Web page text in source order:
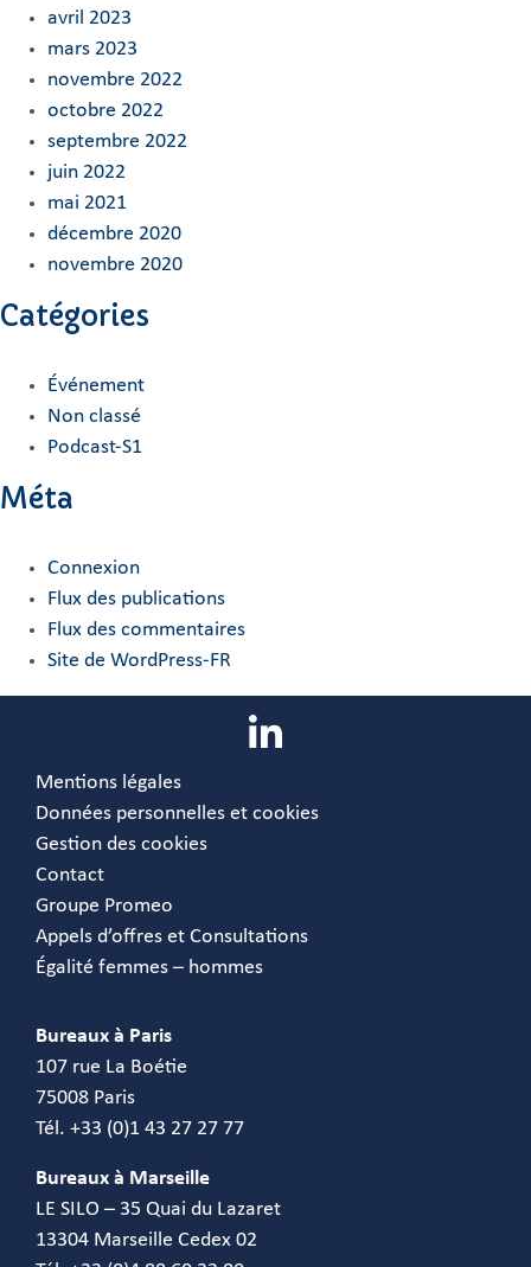
avril 2023
mars 2023
novembre 2022
octobre 2022
septembre 2022
juin 2022
mai 2021
décembre 2020
novembre 2020
Catégories
Événement
Non classé
Podcast-S1
Méta
Connexion
Flux des publications
Flux des commentaires
Site de WordPress-FR
Mentions légales
Données personnelles et cookies
Gestion des cookies
Contact
Groupe Promeo
Appels d’offres et Consultations
Égalité femmes – hommes
Bureaux à Paris
107 rue La Boétie
75008 Paris
Tél. +33 (0)1 43 27 27 77
Bureaux à Marseille
LE SILO – 35 Quai du Lazaret
13304 Marseille Cedex 02